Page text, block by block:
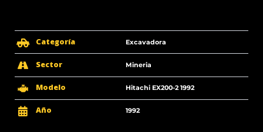
Categoría Excavadora
Sector Mineria
Modelo Hitachi EX200-2 1992
Año 1992